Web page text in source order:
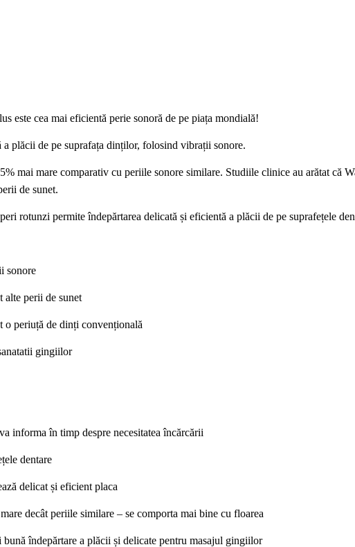
este cea mai eficientă perie sonoră de pe piața mondială!
a plăcii de pe suprafața dinților, folosind vibrații sonore.
mai mare comparativ cu periile sonore similare. Studiile clinice au arătat că
de sunet.
rotunzi permite îndepărtarea delicată și eficientă a plăcii de pe suprafețele
sonore
alte perii de sunet
o periuță de dinți convențională
gingiilor
informa în timp despre necesitatea încărcării
dentare
delicat și eficient placa
decât periile similare – se comporta mai bine cu floarea
îndepărtare a plăcii și delicate pentru masajul gingiilor